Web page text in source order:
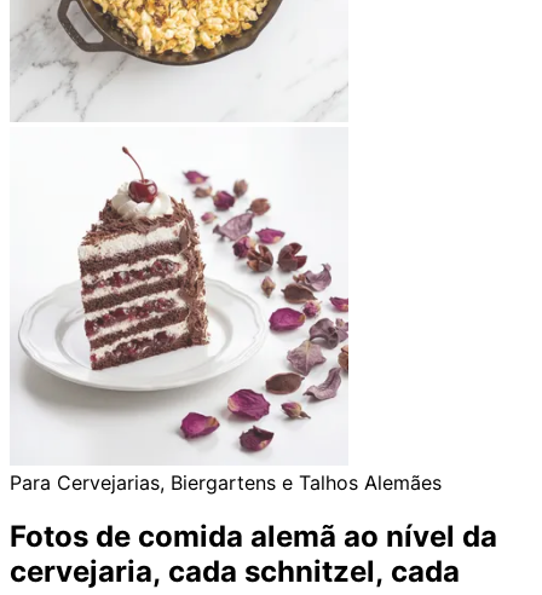
Para Cervejarias, Biergartens e Talhos Alemães
Fotos de comida alemã ao nível da
cervejaria, cada schnitzel, cada